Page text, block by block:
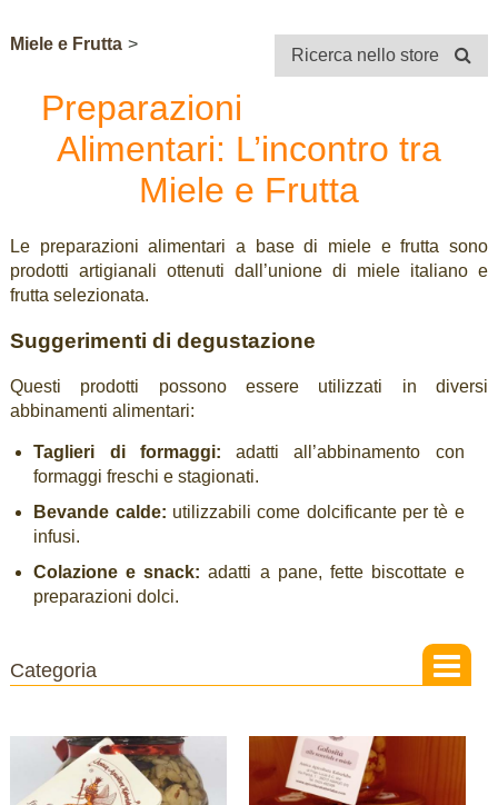
Ricerca nello store
Miele e Frutta >
Preparazioni
Alimentari: L’incontro tra
Miele e Frutta
Le preparazioni alimentari a base di miele e frutta sono
prodotti artigianali ottenuti dall’unione di miele italiano e
frutta selezionata.
Suggerimenti di degustazione
Questi prodotti possono essere utilizzati in diversi
abbinamenti alimentari:
Taglieri di formaggi: adatti all’abbinamento con
formaggi freschi e stagionati.
Bevande calde: utilizzabili come dolcificante per tè e
infusi.
Colazione e snack: adatti a pane, fette biscottate e
preparazioni dolci.